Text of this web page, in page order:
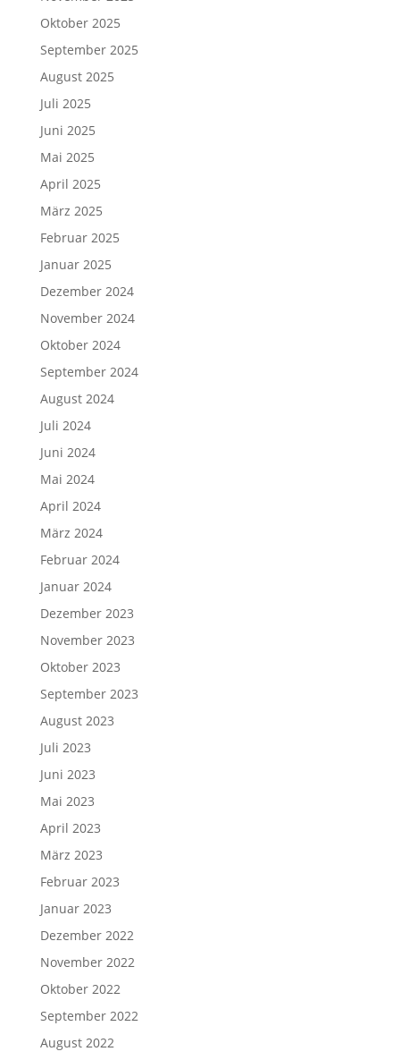
Oktober 2025
September 2025
August 2025
Juli 2025
Juni 2025
Mai 2025
April 2025
März 2025
Februar 2025
Januar 2025
Dezember 2024
November 2024
Oktober 2024
September 2024
August 2024
Juli 2024
Juni 2024
Mai 2024
April 2024
März 2024
Februar 2024
Januar 2024
Dezember 2023
November 2023
Oktober 2023
September 2023
August 2023
Juli 2023
Juni 2023
Mai 2023
April 2023
März 2023
Februar 2023
Januar 2023
Dezember 2022
November 2022
Oktober 2022
September 2022
August 2022